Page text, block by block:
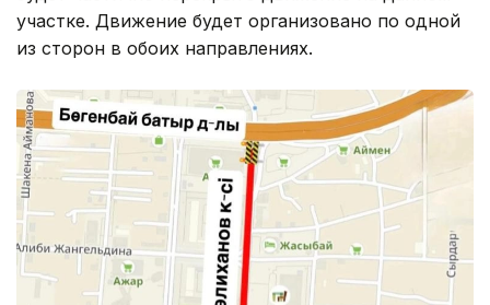
участке. Движение будет организовано по одной
из сторон в обоих направлениях.